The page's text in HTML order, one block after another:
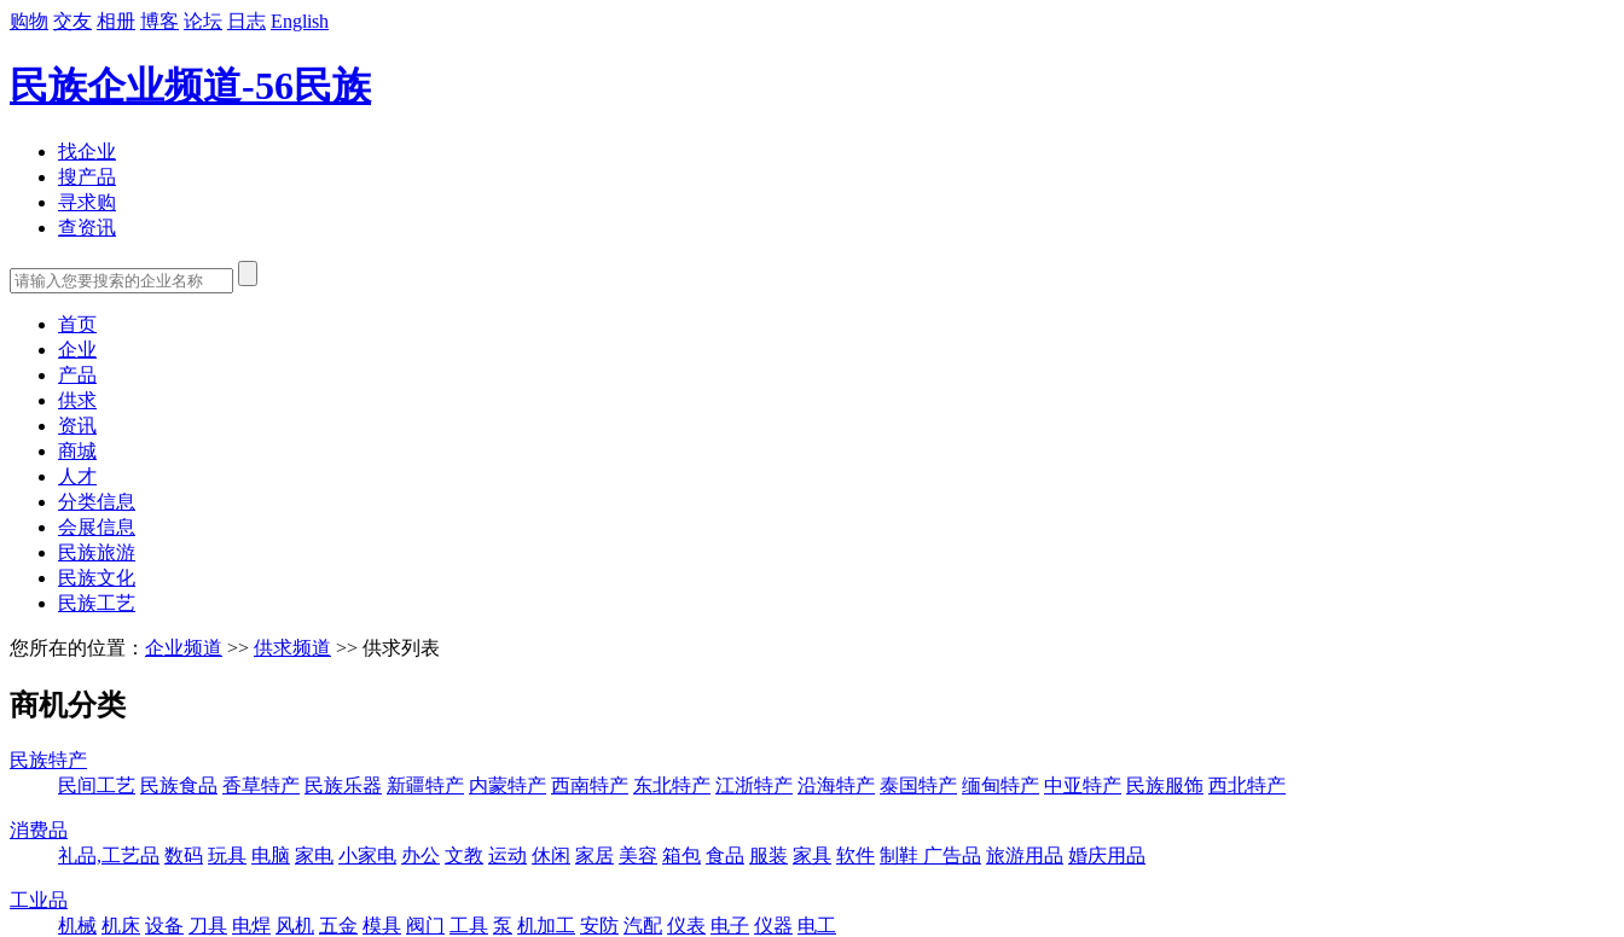
购物 交友 相册 博客 论坛 日志 English
民族企业频道-56民族
找企业
搜产品
寻求购
查资讯
首页
企业
产品
供求
资讯
商城
人才
分类信息
会展信息
民族旅游
民族文化
民族工艺
您所在的位置： 企业频道 >> 供求频道 >> 供求列表
商机分类
民族特产
民间工艺 民族食品 香草特产 民族乐器 新疆特产 内蒙特产 西南特产 东北特产 江浙特产 沿海特产 泰国特产 缅甸特产 中亚特产 民族服饰 西北特产
消费品
礼品,工艺品 数码 玩具 电脑 家电 小家电 办公 文教 运动 休闲 家居 美容 箱包 食品 服装 家具 软件 制鞋 广告品 旅游用品 婚庆用品
工业品
机械 机床 设备 刀具 电焊 风机 五金 模具 阀门 工具 泵 机加工 安防 汽配 仪表 电子 仪器 电工